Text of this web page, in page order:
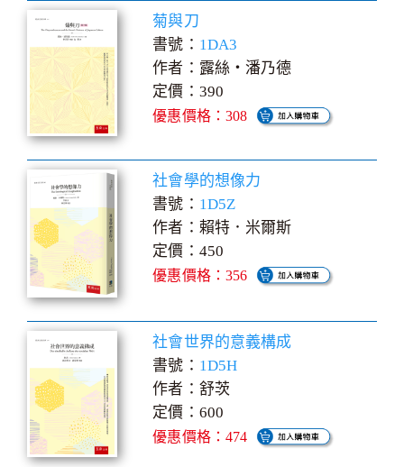
菊與刀
書號： 1DA3
作者：露絲‧潘乃德
定價：390
優惠價格：308
社會學的想像力
書號： 1D5Z
作者：賴特．米爾斯
定價：450
優惠價格：356
社會世界的意義構成
書號： 1D5H
作者：舒茨
定價：600
優惠價格：474